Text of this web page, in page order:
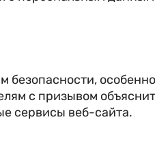
безопасности,
с призывом
сервисы веб-сайта.